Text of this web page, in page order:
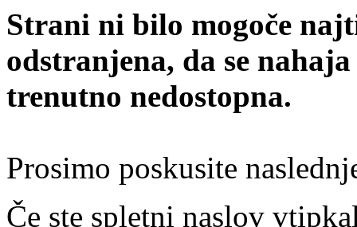
Strani ni bilo mogoče
odstranjena, da se
trenutno nedostopna.
Prosimo poskusite
Če ste spletni naslov